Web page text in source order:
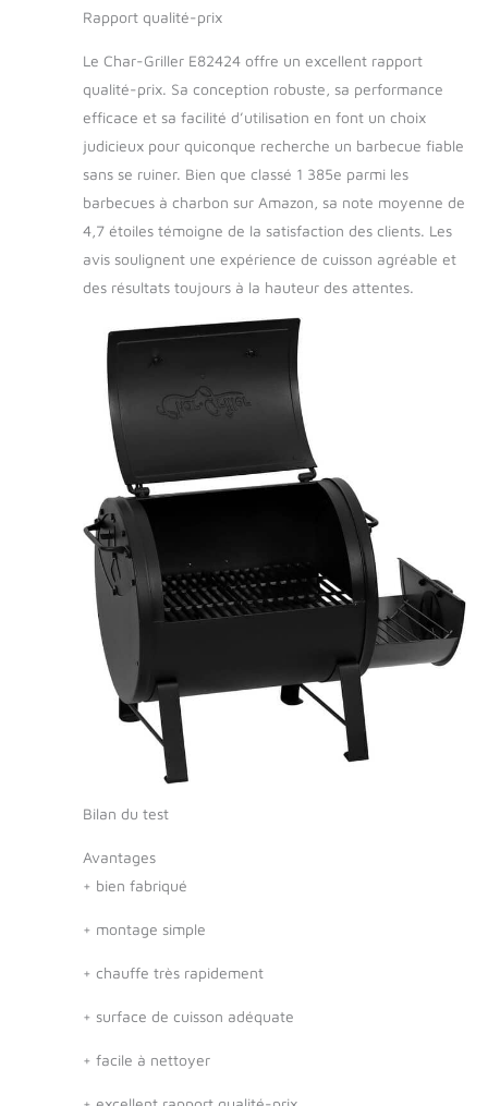
Rapport qualité-prix
Le Char-Griller E82424 offre un excellent rapport
qualité-prix. Sa conception robuste, sa performance
efficace et sa facilité d’utilisation en font un choix
judicieux pour quiconque recherche un barbecue fiable
sans se ruiner. Bien que classé 1 385e parmi les
barbecues à charbon sur Amazon, sa note moyenne de
4,7 étoiles témoigne de la satisfaction des clients. Les
avis soulignent une expérience de cuisson agréable et
des résultats toujours à la hauteur des attentes.
Bilan du test
Avantages
+ bien fabriqué
+ montage simple
+ chauffe très rapidement
+ surface de cuisson adéquate
+ facile à nettoyer